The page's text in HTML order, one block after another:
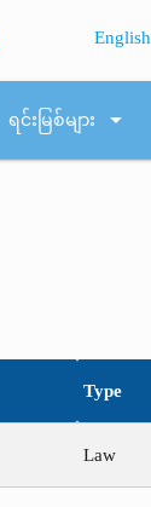
English
ရင်းမြစ်များ arrow_drop_down
Type
Law